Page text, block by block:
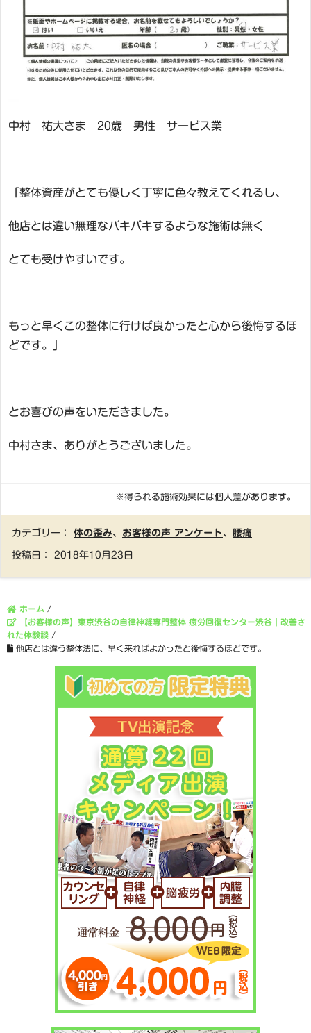
中村 祐大さま 20歳 男性 サービス業
「整体資産がとても優しく丁寧に色々教えてくれるし、
他店とは違い無理なバキバキするような施術は無く
とても受けやすいです。
もっと早くこの整体に行けば良かったと心から後悔するほ
どです。」
とお喜びの声をいただきました。
中村さま、ありがとうございました。
※得られる施術効果には個人差があります。
カテゴリー： 体の歪み、 お客様の声 アンケート 、 腰痛
投稿日： 2018年10月23日
ホーム /
【お客様の声】東京渋谷の自律神経専門整体 疲労回復センター渋谷｜改善さ
れた体験談 /
他店とは違う整体法に、早く来ればよかったと後悔するほどです。